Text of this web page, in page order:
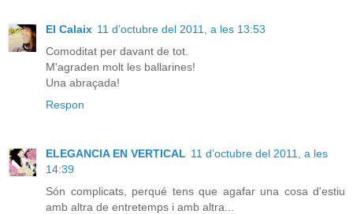
El Calaix 11 d’octubre del 2011, a les 13:53
Comoditat per davant de tot.
M'agraden molt les ballarines!
Una abraçada!
Respon
ELEGANCIA EN VERTICAL 11 d’octubre del 2011, a les
14:39
Són complicats, perqué tens que agafar una cosa d'estiu
amb altra de entretemps i amb altra...